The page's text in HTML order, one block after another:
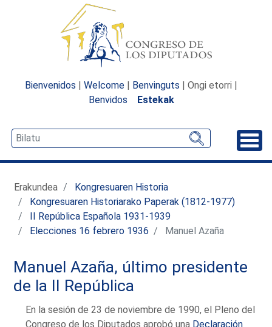
Bienvenidos | Welcome | Benvinguts | Ongi etorri |
Benvidos
Estekak
Erakundea
Kongresuaren Historia
Kongresuaren Historiarako Paperak (1812-1977)
II República Española 1931-1939
Elecciones 16 febrero 1936
Manuel Azaña
Manuel Azaña, último presidente
de la II República
En la sesión de 23 de noviembre de 1990, el Pleno del
Congreso de los Diputados aprobó una Declaración